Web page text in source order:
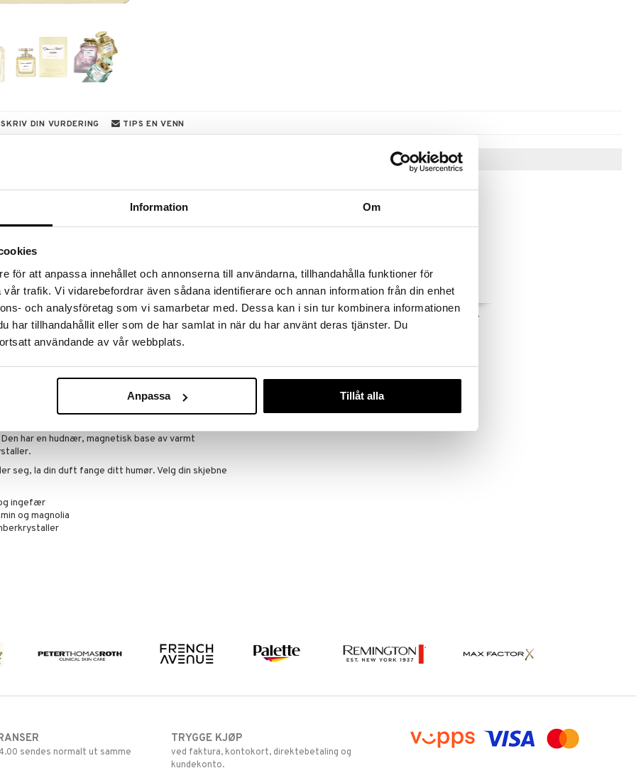
Information Om
för att anpassa innehållet och annonserna till användarna, tillhandahålla funktioner för
trafik. Vi vidarebefordrar även sådana identifierare och annan information från din enhet
och analysföretag som vi samarbetar med. Dessa kan i sin tur kombinera informationen
har tillhandahållit eller som de har samlat in när du har använt deras tjänster. Du
användande av vår webbplats.
Anpassa Tillåt alla
SKRIV DIN VURDERING TIPS EN VENN
kuppene!
produkter.
til og med 31/8 2026, men vær rask –
Renta
eau de toilette som fremhever den moteriktige
noter av mandarin og oppkvikkende ingefær
har en hudnær, magnetisk base av varmt
seg, la din duft fange ditt humør. Velg din skjebne
ingefær
og magnolia
Tips til deg
de Parfum
399
Alibi Eau So Charming -
Eau de toilette
635
sendes normalt ut samme
TRYGGE KJØP
ved faktura, kontokort, direktebetaling og
kundekonto.